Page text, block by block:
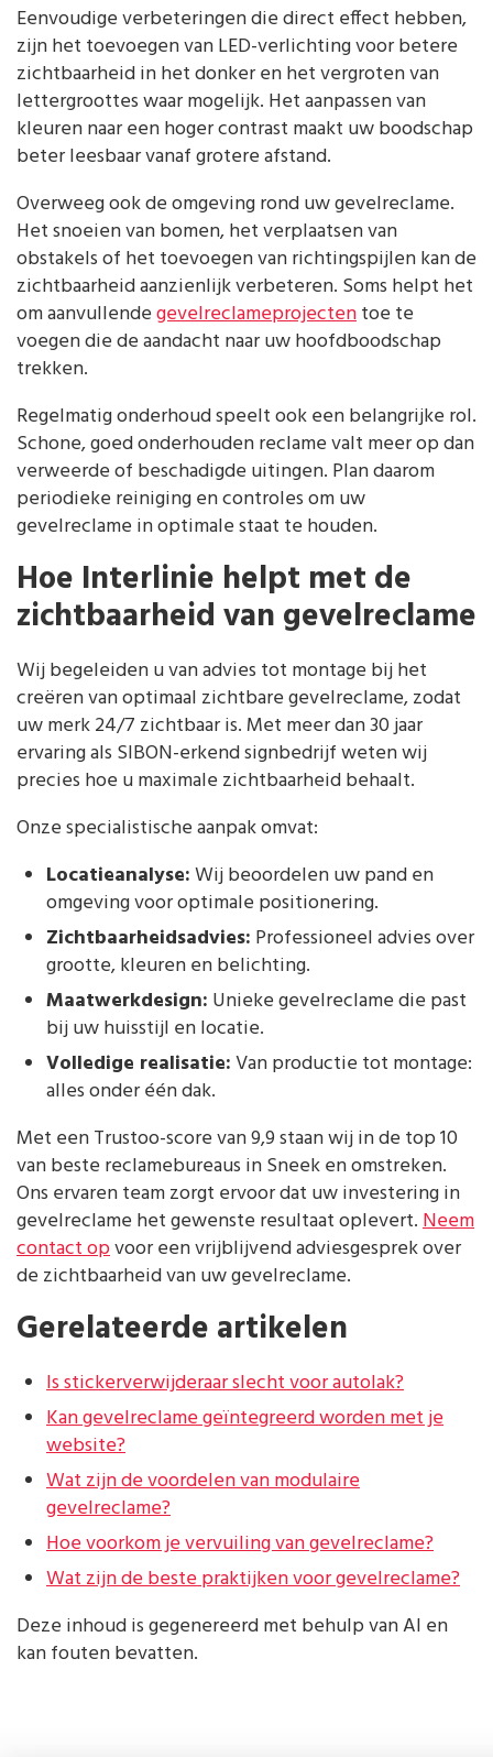
Eenvoudige verbeteringen die direct effect hebben,
zijn het toevoegen van LED-verlichting voor betere
zichtbaarheid in het donker en het vergroten van
lettergroottes waar mogelijk. Het aanpassen van
kleuren naar een hoger contrast maakt uw boodschap
beter leesbaar vanaf grotere afstand.
Overweeg ook de omgeving rond uw gevelreclame.
Het snoeien van bomen, het verplaatsen van
obstakels of het toevoegen van richtingspijlen kan de
zichtbaarheid aanzienlijk verbeteren. Soms helpt het
om aanvullendegevelreclameprojectentoe te
voegen die de aandacht naar uw hoofdboodschap
trekken.
Regelmatig onderhoud speelt ook een belangrijke rol.
Schone, goed onderhouden reclame valt meer op dan
verweerde of beschadigde uitingen. Plan daarom
periodieke reiniging en controles om uw
gevelreclame in optimale staat te houden.
Hoe Interlinie helpt met de
zichtbaarheid van gevelreclame
Wij begeleiden u van advies tot montage bij het
creëren van optimaal zichtbare gevelreclame, zodat
uw merk 24/7 zichtbaar is. Met meer dan 30 jaar
ervaring als SIBON-erkend signbedrijf weten wij
precies hoe u maximale zichtbaarheid behaalt.
Onze specialistische aanpak omvat:
Locatieanalyse:Wij beoordelen uw pand en
omgeving voor optimale positionering.
Zichtbaarheidsadvies: Professioneel advies over
grootte, kleuren en belichting.
Maatwerkdesign: Unieke gevelreclame die past
bij uw huisstijl en locatie.
Volledige realisatie:Van productie tot montage:
alles onder één dak.
Met een Trustoo-score van 9,9 staan wij in de top 10
van beste reclamebureaus in Sneek en omstreken.
Ons ervaren team zorgt ervoor dat uw investering in
gevelreclame het gewenste resultaat oplevert.Neem
contact opvoor een vrijblijvend adviesgesprek over
de zichtbaarheid van uw gevelreclame.
Gerelateerde artikelen
Is stickerverwijderaar slecht voor autolak?
Kan gevelreclame geïntegreerd worden met je
website?
Wat zijn de voordelen van modulaire
gevelreclame?
Hoe voorkom je vervuiling van gevelreclame?
Wat zijn de beste praktijken voor gevelreclame?
Deze inhoud is gegenereerd met behulp van AI en
kan fouten bevatten.